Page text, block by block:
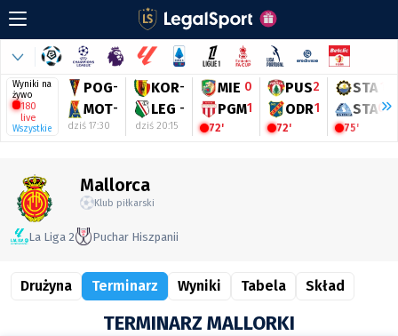
Wyniki na
żywo
180
live
Wszystkie
POG-
MOT-
dziś 17:30
KOR-
LEG -
dziś 20:15
MIE 0
PGM1
72'
PUS2
ODR1
72'
STA
STA0
75'
Mallorca
Klub piłkarski
La Liga 2 Puchar Hiszpanii
Drużyna Terminarz Wyniki Tabela Skład
TERMINARZ MALLORKI